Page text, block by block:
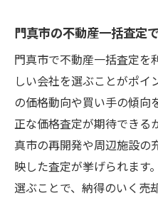
性
門真市で選ばれ
とは
価格査定の精度
ト
門真市で不動産
由
一括査定が売却希
門真市の不動産一括査定
門真市で不動産一括査定を
しい会社を選ぶことがポイ
の価格動向や買い手の傾向
正な価格査定が期待できる
真市の再開発や周辺施設の
映した査定が挙げられます
選ぶことで、納得のいく売